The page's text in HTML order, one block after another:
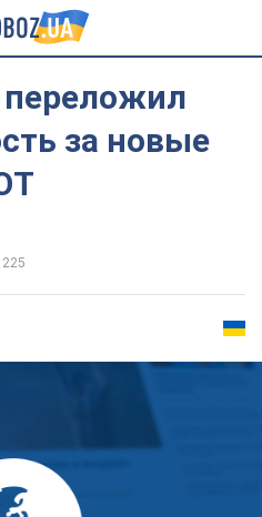
за новые
225